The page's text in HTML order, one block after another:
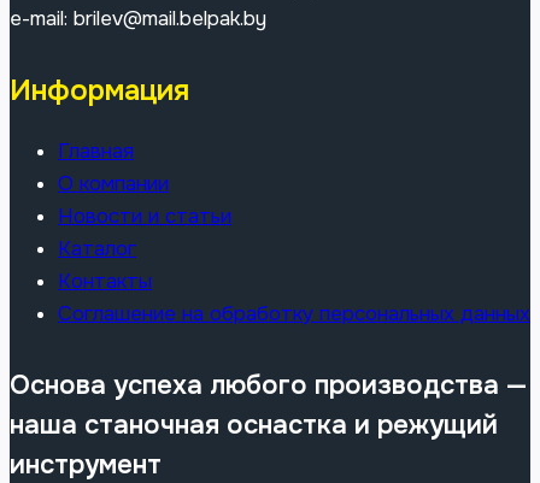
e-mail: brilev@mail.belpak.by
Информация
Главная
О компании
Новости и статьи
Каталог
Контакты
Соглашение на обработку персональных данных
Основа успеха любого производства —
наша станочная оснастка и режущий
инструмент